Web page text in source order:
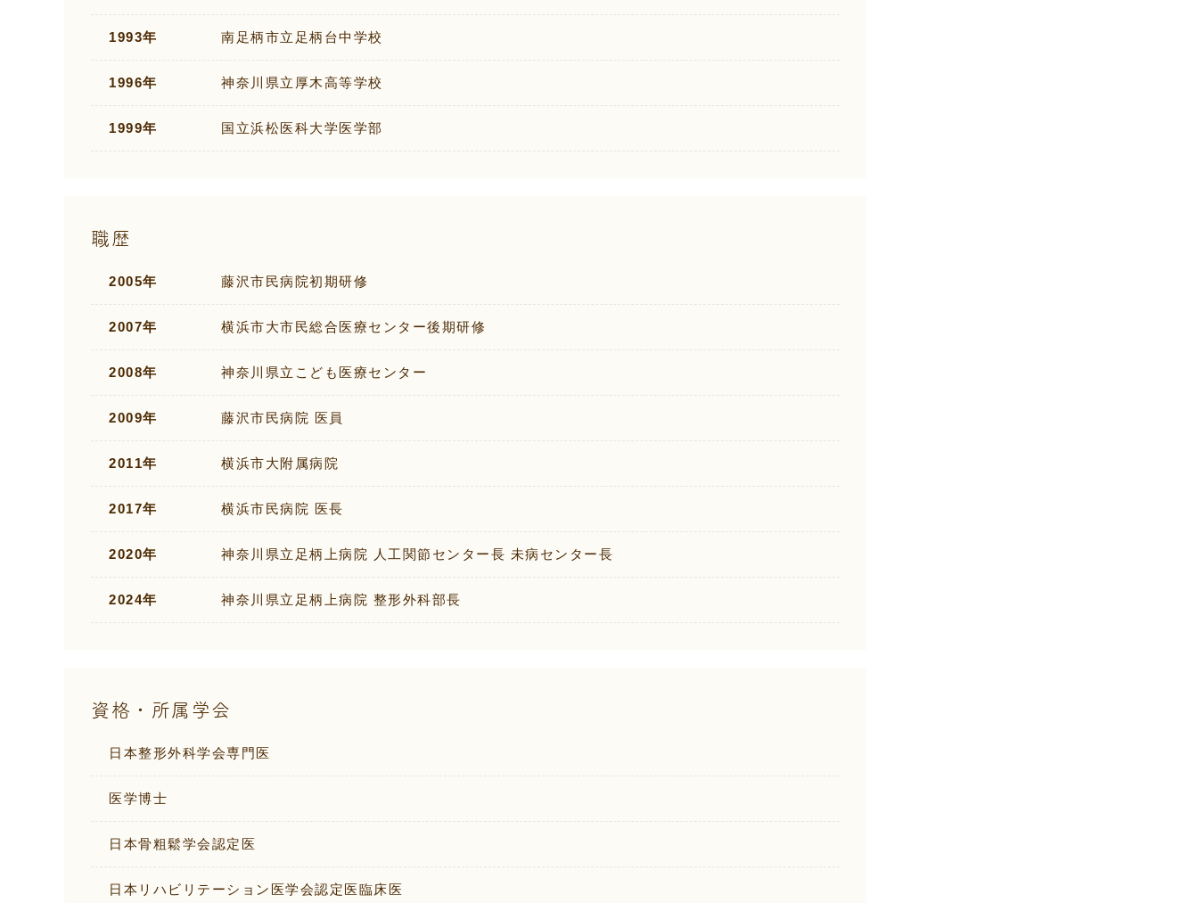
1993年 南足柄市立足柄台中学校
1996年 神奈川県立厚木高等学校
1999年 国立浜松医科大学医学部
職歴
2005年 藤沢市民病院初期研修
2007年 横浜市大市民総合医療センター後期研修
2008年 神奈川県立こども医療センター
2009年 藤沢市民病院 医員
2011年 横浜市大附属病院
2017年 横浜市民病院 医長
2020年 神奈川県立足柄上病院 人工関節センター長 未病センター長
2024年 神奈川県立足柄上病院 整形外科部長
資格・所属学会
日本整形外科学会専門医
医学博士
日本骨粗鬆学会認定医
日本リハビリテーション医学会認定医臨床医